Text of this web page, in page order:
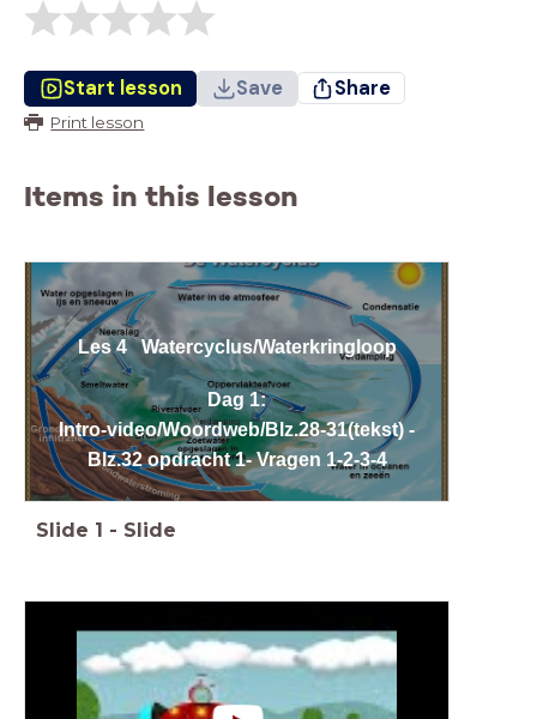
Start lesson Save Share
Print lesson
Items in this lesson
Les 4 Watercyclus/Waterkringloop
Dag 1:
Intro-video/Woordweb/Blz.28-31(tekst) -
Blz.32 opdracht 1- Vragen 1-2-3-4
Slide 1 - Slide